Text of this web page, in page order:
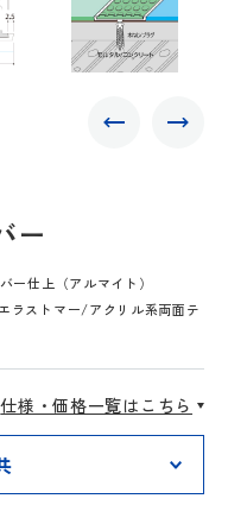
ー
ー仕上（アルマイト）
ラストマー/アクリル系両面テ
仕様・価格一覧はこちら